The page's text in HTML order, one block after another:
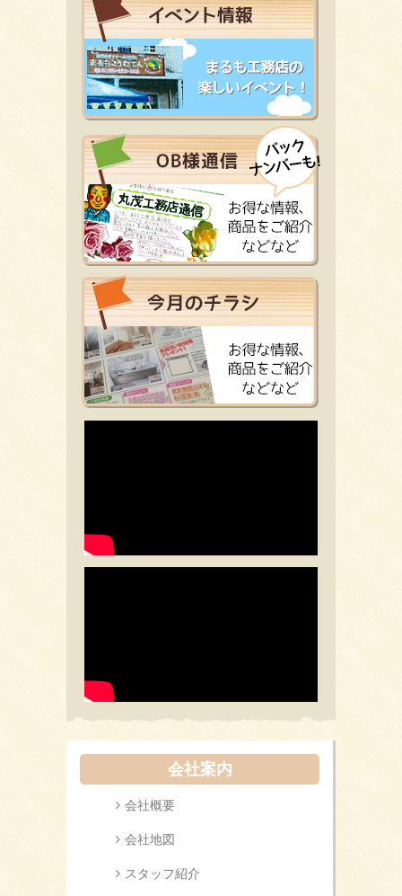
会社案内
会社概要
会社地図
スタッフ紹介